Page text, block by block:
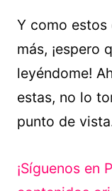
Y como estos
más, ¡espero
leyéndome!
estas, no lo
punto de
¡Síguenos en